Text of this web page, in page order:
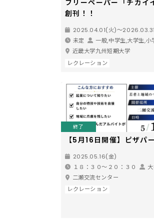
フリーペーパー「チカイ
創刊！！
2025.04.01(火)〜
未定
一般,中学生,大学生,小
近畿大学九州短期大学
レクレーション
終了
【5月16日開催】ピザパ
2025.05.16(金)
１８：３０～２０：３０
二瀬交流センター
レクレーション